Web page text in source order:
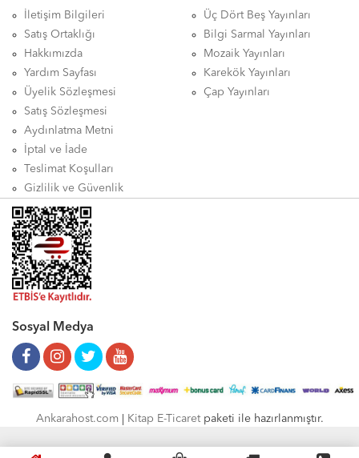
İletişim Bilgileri
Satış Ortaklığı
Hakkımızda
Yardım Sayfası
Üyelik Sözleşmesi
Satış Sözleşmesi
Aydınlatma Metni
İptal ve İade
Teslimat Koşulları
Gizlilik ve Güvenlik
Üç Dört Beş Yayınları
Bilgi Sarmal Yayınları
Mozaik Yayınları
Karekök Yayınları
Çap Yayınları
Sosyal Medya
Ankarahost.com Kitap E-Ticaretpaketi ile hazırlanmıştır.